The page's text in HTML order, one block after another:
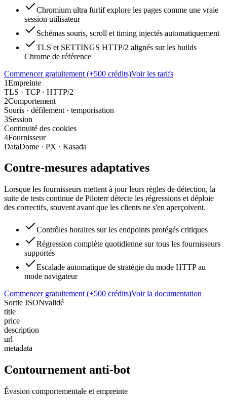
Chromium ultra furtif explore les pages comme une vraie
session utilisateur
Schémas souris, scroll et timing injectés automatiquement
TLS et SETTINGS HTTP/2 alignés sur les builds
Chrome de référence
Commencer gratuitement (+500 crédits)Voir les tarifs
1Empreinte
TLS · TCP · HTTP/2
2Comportement
Souris · défilement · temporisation
3Session
Continuité des cookies
4Fournisseur
DataDome · PX · Kasada
Contre-mesures adaptatives
Lorsque les fournisseurs mettent à jour leurs règles de détection, la
suite de tests continue de Piloterr détecte les régressions et déploie
des correctifs, souvent avant que les clients ne s'en aperçoivent.
Contrôles horaires sur les endpoints protégés critiques
Régression complète quotidienne sur tous les fournisseurs
supportés
Escalade automatique de stratégie du mode HTTP au
mode navigateur
Commencer gratuitement (+500 crédits)Voir la documentation
Sortie JSONvalidé
title
price
description
url
metadata
Contournement anti-bot
Évasion comportementale et empreinte